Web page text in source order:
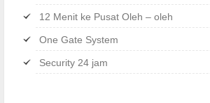
12 Menit ke Pusat Oleh – oleh
One Gate System
Security 24 jam